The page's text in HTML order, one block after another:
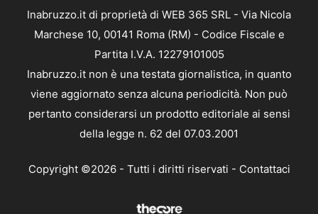
Inabruzzo.it di proprietà di WEB 365 SRL - Via Nicola
Marchese 10, 00141 Roma (RM) - Codice Fiscale e
Partita I.V.A. 12279101005
Inabruzzo.it non è una testata giornalistica, in quanto
viene aggiornato senza alcuna periodicità. Non può
pertanto considerarsi un prodotto editoriale ai sensi
della legge n. 62 del 07.03.2001
Copyright ©2026 - Tutti i diritti riservati - Contattaci